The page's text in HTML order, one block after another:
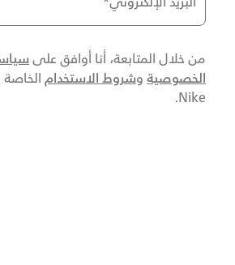
من خلال المتابعة، أنا أوافق على
الخصوصية وشروط الاستخدام الخاصة
Nike.